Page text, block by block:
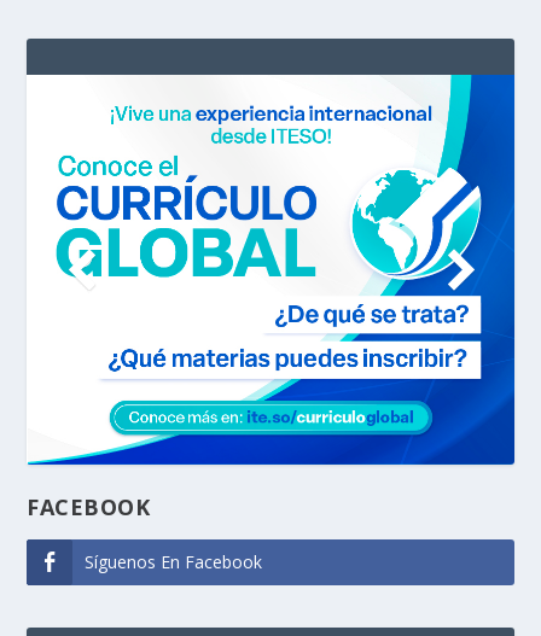
FACEBOOK
Síguenos En Facebook